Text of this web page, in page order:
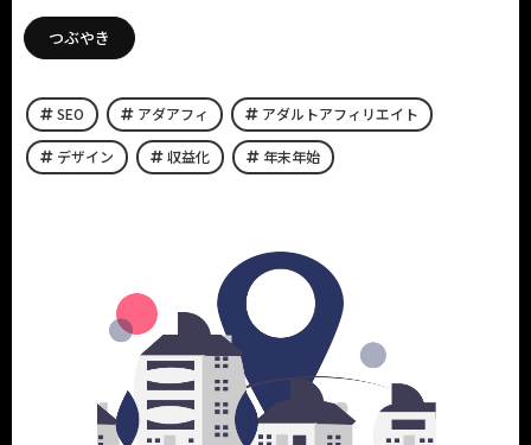
つぶやき
SEO アダアフィ アダルトアフィリエイト
デザイン 収益化 年末年始